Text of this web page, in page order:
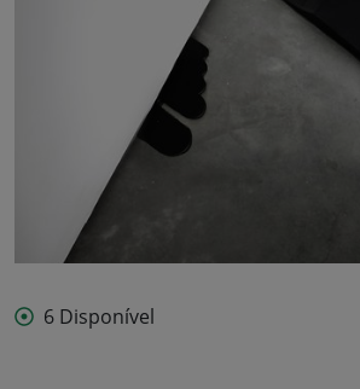
6 Disponível